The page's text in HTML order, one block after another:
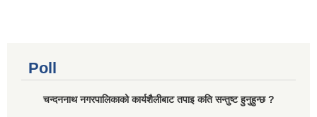
Poll
चन्दननाथ नगरपालिकाको कार्यशैलीबाट तपाइ कति सन्तुष्ट हुनुहुन्छ ?